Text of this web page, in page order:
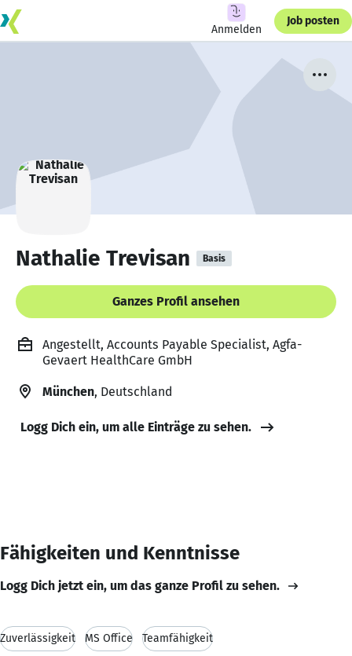
Anmelden
Job posten
Nathalie Trevisan Basis
Ganzes Profil ansehen
Angestellt, Accounts Payable Specialist, Agfa-
Gevaert HealthCare GmbH
München, Deutschland
Logg Dich ein, um alle Einträge zu sehen.
Fähigkeiten und Kenntnisse
Logg Dich jetzt ein, um das ganze Profil zu sehen.
Zuverlässigkeit MS Office Teamfähigkeit